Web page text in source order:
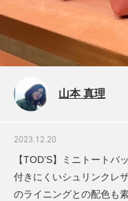
山本 真理
2023.12.20
【TOD’S】ミニトート
付きにくいシュリンクレ
のライニングとの配色も